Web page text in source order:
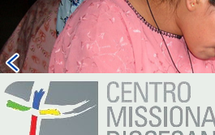
Centro